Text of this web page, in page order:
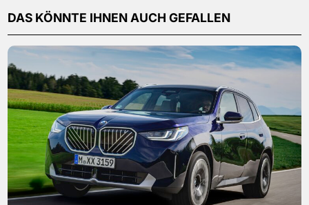
DAS KÖNNTE IHNEN AUCH GEFALLEN